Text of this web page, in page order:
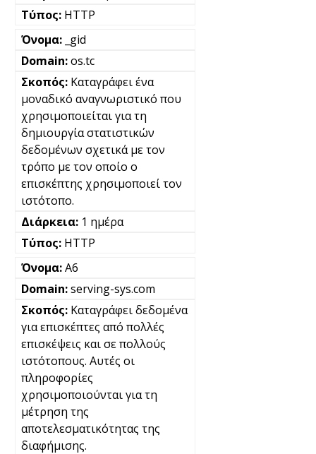
HTTP
_gid
os.tc
Καταγράφει ένα
μοναδικό αναγνωριστικό που
χρησιμοποιείται για τη
δημιουργία στατιστικών
δεδομένων σχετικά με τον
τρόπο με τον οποίο ο
επισκέπτης χρησιμοποιεί τον
ιστότοπο.
1 ημέρα
HTTP
A6
serving-sys.com
Καταγράφει δεδομένα
για επισκέπτες από πολλές
επισκέψεις και σε πολλούς
ιστότοπους. Αυτές οι
πληροφορίες
χρησιμοποιούνται για τη
μέτρηση της
αποτελεσματικότητας της
διαφήμισης.